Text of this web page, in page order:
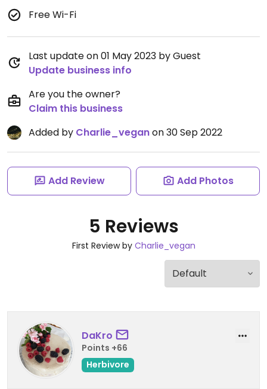
Free Wi-Fi
Last update on 01 May 2023 by Guest
Update business info
Are you the owner?
Claim this business
Added by Charlie_veganon 30 Sep 2022
Add Review Add Photos
5 Reviews
First Review by Charlie_vegan
DaKro
Points +66
Herbivore